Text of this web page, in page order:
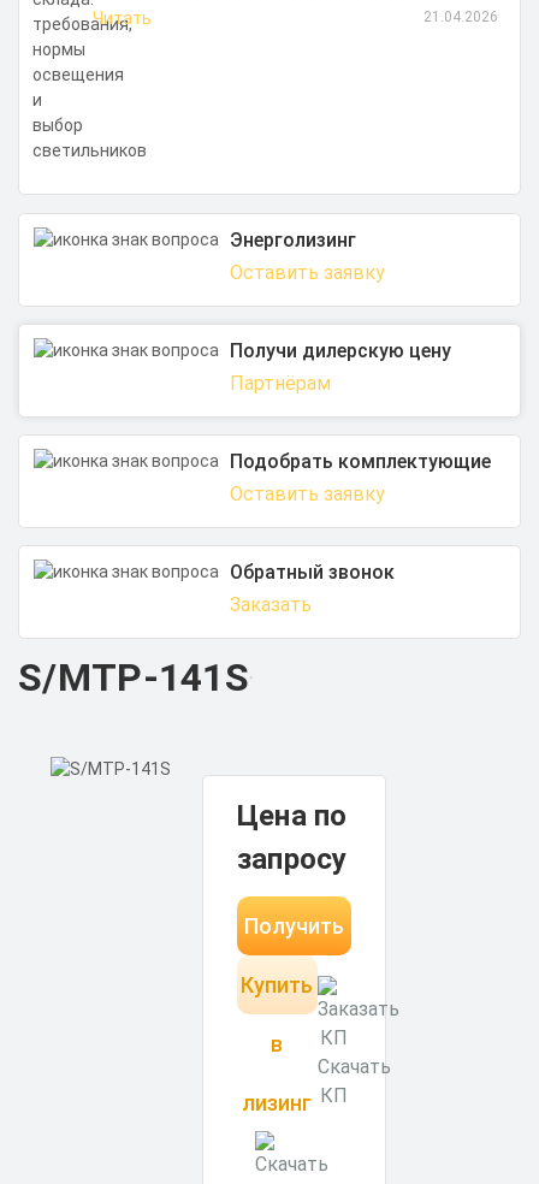
Читать 21.04.2026
Энерголизинг
Оставить заявку
Получи дилерскую цену
Партнёрам
Подобрать комплектующие
Оставить заявку
Обратный звонок
Заказать
S/MTP-141S
Цена по
запросу
Получить
КП за 15
минут
Купить
в
лизинг
Скачать
КП